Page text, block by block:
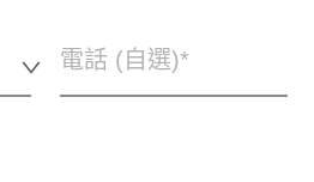
電話 (自選)